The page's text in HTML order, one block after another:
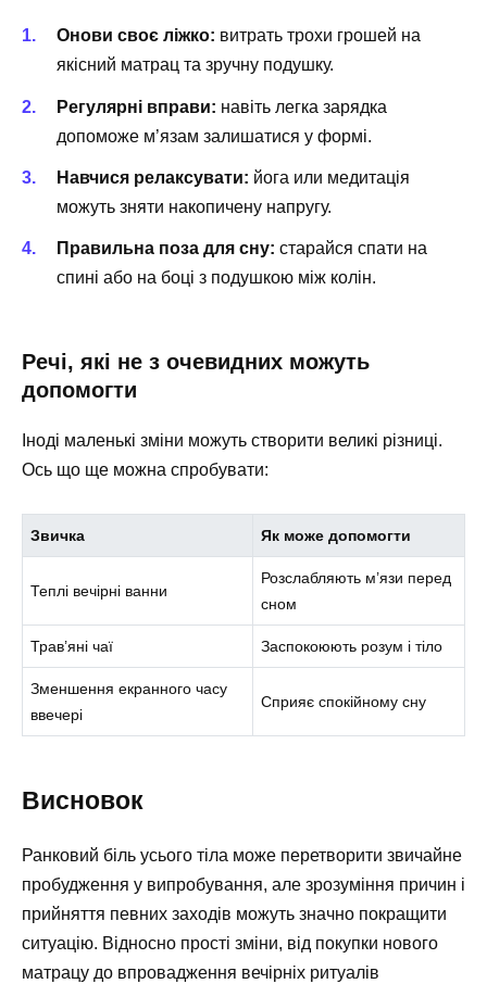
Онови своє ліжко: витрать трохи грошей на
якісний матрац та зручну подушку.
Регулярні вправи: навіть легка зарядка
допоможе м’язам залишатися у формі.
Навчися релаксувати: йога или медитація
можуть зняти накопичену напругу.
Правильна поза для сну: старайся спати на
спині або на боці з подушкою між колін.
Речі, які не з очевидних можуть
допомогти
Іноді маленькі зміни можуть створити великі різниці.
Ось що ще можна спробувати:
Звичка Як може допомогти
Теплі вечірні ванни
Розслабляють м’язи перед
сном
Трав’яні чаї Заспокоюють розум і тіло
Зменшення екранного часу
ввечері
Сприяє спокійному сну
Висновок
Ранковий біль усього тіла може перетворити звичайне
пробудження у випробування, але зрозуміння причин і
прийняття певних заходів можуть значно покращити
ситуацію. Відносно прості зміни, від покупки нового
матрацу до впровадження вечірніх ритуалів